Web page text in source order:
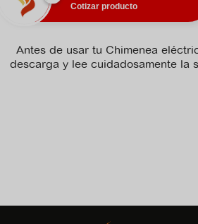
Cotizar producto
Antes de usar tu Chimenea
descarga y lee cuidadosamente la